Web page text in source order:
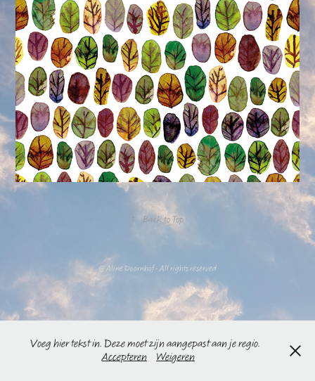
↑ Back to Top
@ Aline Doornhof - All rights reserved
Voeg hier tekst in. Deze moet zijn aangepast aan je regio.
Accepteren
Weigeren